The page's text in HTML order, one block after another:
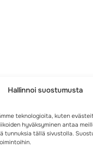
Hallinnoi suostumusta
teknologioita, kuten
hyväksyminen antaa
tällä sivustolla.